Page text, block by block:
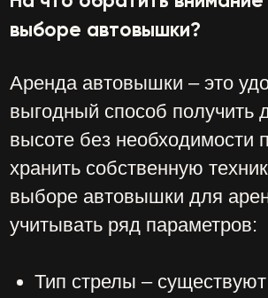
Транспортные и рабочие габариты –
размеры автовышки в сложенном и
параметры определяют требования к
условиям проезда и размещения.
Транспортные и рабочие габариты
могут сильно отличаться в
зависимости от типа и модели
Масса машины – вес автовышки без
дорогу и поверхность, по которой